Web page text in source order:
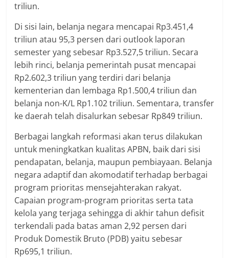
triliun.
Di sisi lain, belanja negara mencapai Rp3.451,4
triliun atau 95,3 persen dari outlook laporan
semester yang sebesar Rp3.527,5 triliun. Secara
lebih rinci, belanja pemerintah pusat mencapai
Rp2.602,3 triliun yang terdiri dari belanja
kementerian dan lembaga Rp1.500,4 triliun dan
belanja non-K/L Rp1.102 triliun. Sementara, transfer
ke daerah telah disalurkan sebesar Rp849 triliun.
Berbagai langkah reformasi akan terus dilakukan
untuk meningkatkan kualitas APBN, baik dari sisi
pendapatan, belanja, maupun pembiayaan. Belanja
negara adaptif dan akomodatif terhadap berbagai
program prioritas mensejahterakan rakyat.
Capaian program-program prioritas serta tata
kelola yang terjaga sehingga di akhir tahun defisit
terkendali pada batas aman 2,92 persen dari
Produk Domestik Bruto (PDB) yaitu sebesar
Rp695,1 triliun.